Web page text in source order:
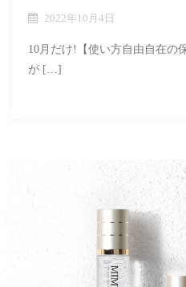
2022年10月4日
10月だけ!【使い方自由自在の
が […]